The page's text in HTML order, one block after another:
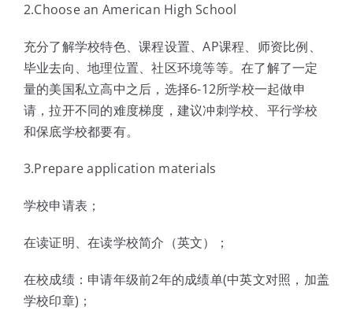
2.Choose an American High School
充分了解学校特色、课程设置、AP课程、师资比例、
毕业去向、地理位置、社区环境等等。在了解了一定
量的美国私立高中之后，选择6-12所学校一起做申
请，拉开不同的难度梯度，建议冲刺学校、平行学校
和保底学校都要有。
3.Prepare application materials
学校申请表；
在读证明、在读学校简介（英文）；
在校成绩：申请年级前2年的成绩单(中英文对照，加盖
学校印章)；